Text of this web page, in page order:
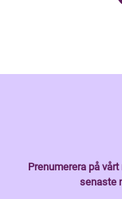
Prenumerera på
senaste